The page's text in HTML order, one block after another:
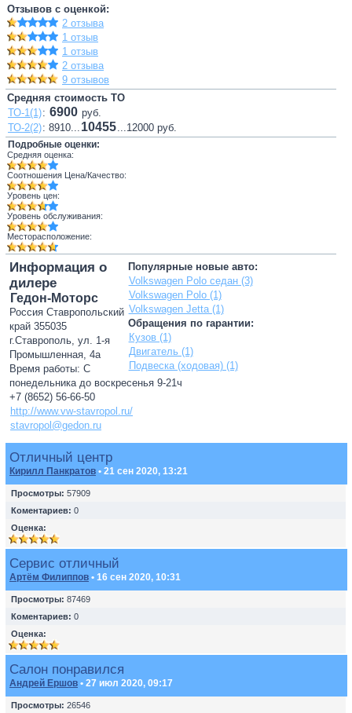
Отзывов с оценкой:
2 отзыва
1 отзыв
1 отзыв
2 отзыва
9 отзывов
Средняя стоимость ТО
ТО-1(1): 6900 руб.
ТО-2(2): 8910... 10455...12000 руб.
Подробные оценки:
Средняя оценка:
Соотношения Цена/Качество:
Уровень цен:
Уровень обслуживания:
Месторасположение:
Популярные новые авто:
Volkswagen Polo седан (3)
Volkswagen Polo (1)
Volkswagen Jetta (1)
Обращения по гарантии:
Кузов (1)
Двигатель (1)
Подвеска (ходовая) (1)
Информация о
дилере
Гедон-Моторс
Россия Ставропольский
край 355035
г.Ставрополь, ул. 1-я
Промышленная, 4а
Время работы: С
понедельника до воскресенья 9-21ч
+7 (8652) 56-66-50
http://www.vw-stavropol.ru/
stavropol@gedon.ru
Отличный центр
Кирилл Панкратов • 21 сен 2020, 13:21
Просмотры: 57909
Коментариев: 0
Оценка:
Сервис отличный
Артём Филиппов • 16 сен 2020, 10:31
Просмотры: 87469
Коментариев: 0
Оценка:
Салон понравился
Андрей Ершов • 27 июл 2020, 09:17
Просмотры: 26546